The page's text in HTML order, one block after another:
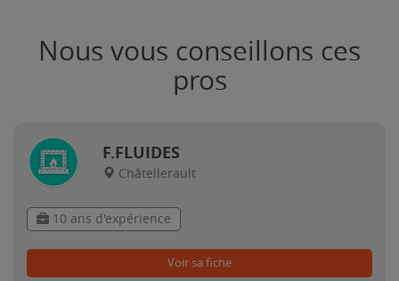
Nous vous conseillons ces
pros
F.FLUIDES
Châtellerault
10 ans d'expérience
Voir sa fiche